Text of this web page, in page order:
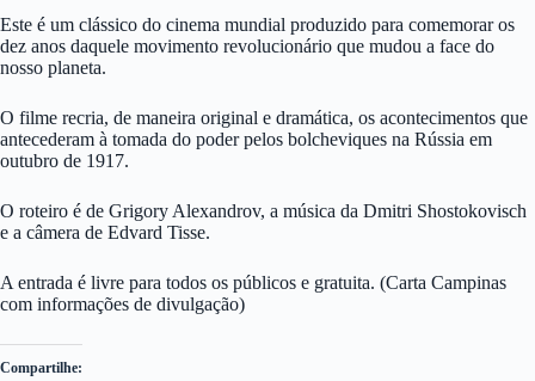
Este é um clássico do cinema mundial produzido para comemorar os
dez anos daquele movimento revolucionário que mudou a face do
nosso planeta.
O filme recria, de maneira original e dramática, os acontecimentos que
antecederam à tomada do poder pelos bolcheviques na Rússia em
outubro de 1917.
O roteiro é de Grigory Alexandrov, a música da Dmitri Shostokovisch
e a câmera de Edvard Tisse.
A entrada é livre para todos os públicos e gratuita. (Carta Campinas
com informações de divulgação)
Compartilhe: